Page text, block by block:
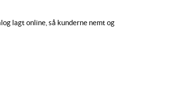
lagt online, så kunderne nemt og